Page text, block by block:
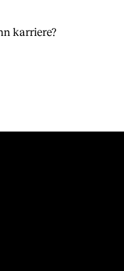
karriere?